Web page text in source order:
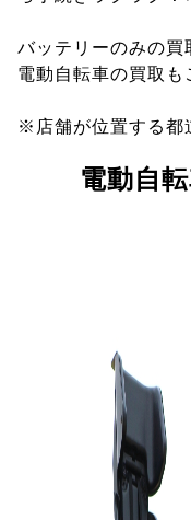
バッテリーのみの買
電動自転車の買取も
※店舗が位置する都
電動自